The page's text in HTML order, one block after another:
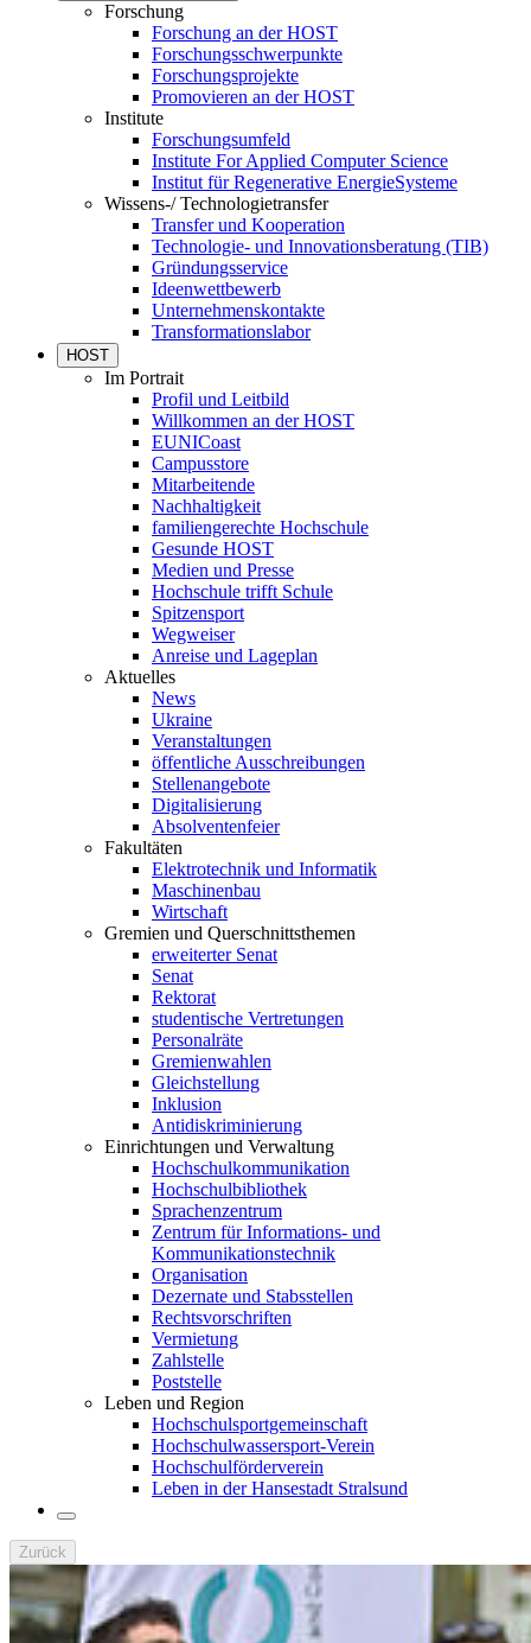
Forschung
Forschung an der HOST
Forschungsschwerpunkte
Forschungsprojekte
Promovieren an der HOST
Institute
Forschungsumfeld
Institute For Applied Computer Science
Institut für Regenerative EnergieSysteme
Wissens-/ Technologietransfer
Transfer und Kooperation
Technologie- und Innovationsberatung (TIB)
Gründungsservice
Ideenwettbewerb
Unternehmenskontakte
Transformationslabor
HOST
Im Portrait
Profil und Leitbild
Willkommen an der HOST
EUNICoast
Campusstore
Mitarbeitende
Nachhaltigkeit
familiengerechte Hochschule
Gesunde HOST
Medien und Presse
Hochschule trifft Schule
Spitzensport
Wegweiser
Anreise und Lageplan
Aktuelles
News
Ukraine
Veranstaltungen
öffentliche Ausschreibungen
Stellenangebote
Digitalisierung
Absolventenfeier
Fakultäten
Elektrotechnik und Informatik
Maschinenbau
Wirtschaft
Gremien und Querschnittsthemen
erweiterter Senat
Senat
Rektorat
studentische Vertretungen
Personalräte
Gremienwahlen
Gleichstellung
Inklusion
Antidiskriminierung
Einrichtungen und Verwaltung
Hochschulkommunikation
Hochschulbibliothek
Sprachenzentrum
Zentrum für Informations- und
Kommunikationstechnik
Organisation
Dezernate und Stabsstellen
Rechtsvorschriften
Vermietung
Zahlstelle
Poststelle
Leben und Region
Hochschulsportgemeinschaft
Hochschulwassersport-Verein
Hochschulförderverein
Leben in der Hansestadt Stralsund
Zurück